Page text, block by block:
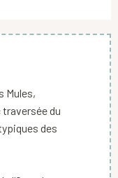
Mules,
du
des